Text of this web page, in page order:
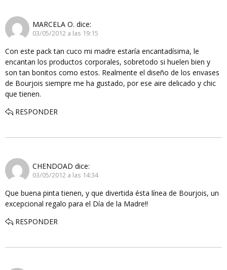
MARCELA O. dice:
03/05/2012 a las 19:15
Con este pack tan cuco mi madre estaría encantadísima, le
encantan los productos corporales, sobretodo si huelen bien y
son tan bonitos como estos. Realmente el diseño de los envases
de Bourjois siempre me ha gustado, por ese aire delicado y chic
que tienen.
RESPONDER
CHENDOAD dice:
03/05/2012 a las 14:34
Que buena pinta tienen, y que divertida ésta línea de Bourjois, un
excepcional regalo para el Día de la Madre!!
RESPONDER